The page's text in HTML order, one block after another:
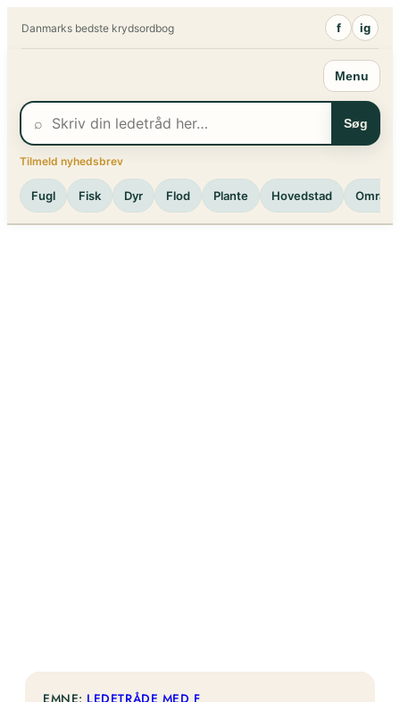
Danmarks bedste krydsordbog f ig
Menu
⌕ Søg
Tilmeld nyhedsbrev
Fugl Fisk Dyr Flod Plante Hovedstad Område
EMNE: LEDETRÅDE MED F